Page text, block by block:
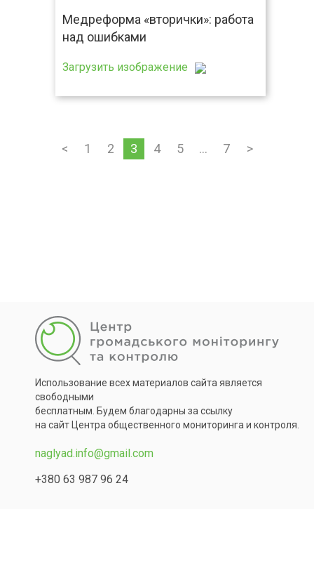
Медреформа «вторички»: работа
над ошибками
Загрузить изображение
< 1 2 3 4 5 … 7 >
Использование всех материалов сайта является
свободными
бесплатным. Будем благодарны за ссылку
на сайт Центра общественного мониторинга и контроля.
naglyad.info@gmail.com
+380 63 987 96 24